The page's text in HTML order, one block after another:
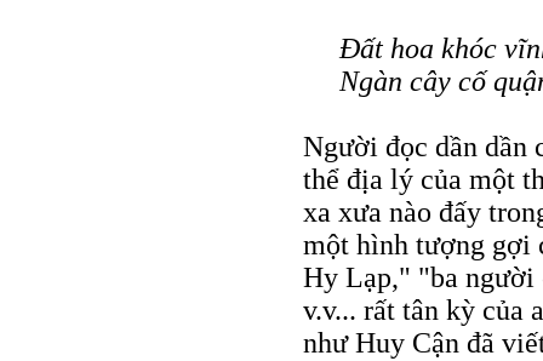
Ðất hoa khóc
Ngàn cây cố
Người đọc dần dần
thể địa lý của một
xa xưa nào đấy
một hình tượng gợi
Hy Lạp," "ba người
v.v... rất tân kỳ của
như Huy Cận đã